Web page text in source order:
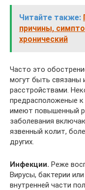
Читайте также:
причины,
хронический
Часто это
могут быть связаны
расстройствами.
предрасположеные
имеют повышенный
заболевания
язвенный колит,
других.
Инфекции. Реже
Вирусы, бактерии
внутренней части